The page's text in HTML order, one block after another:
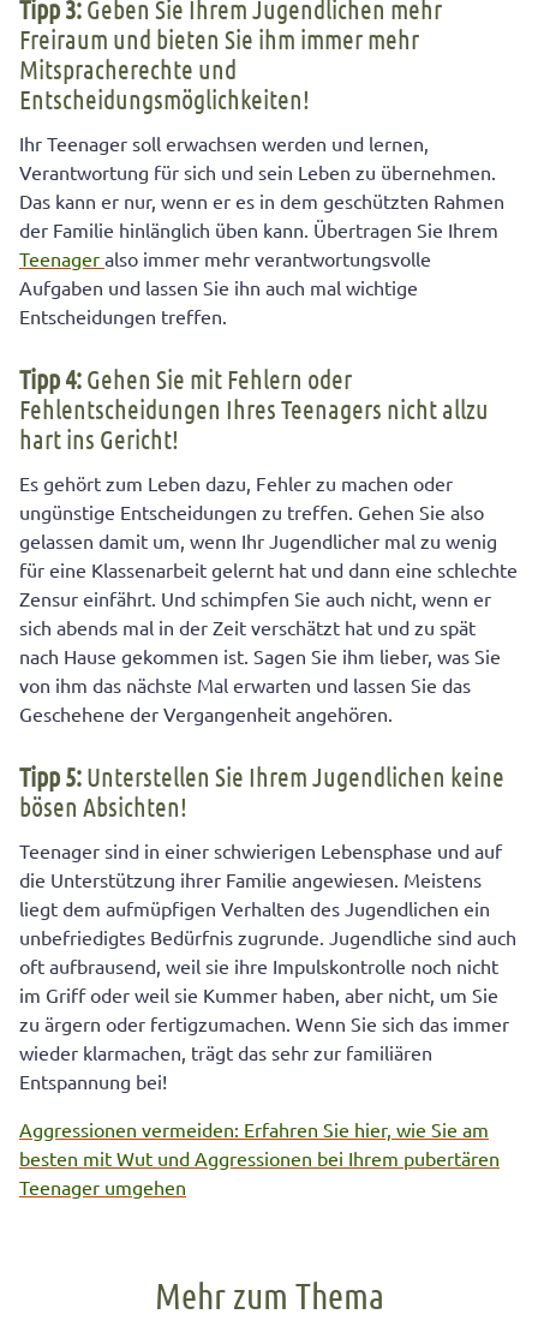
Tipp 3:Geben Sie Ihrem Jugendlichen mehr
Freiraum und bieten Sie ihm immer mehr
Mitspracherechte und
Entscheidungsmöglichkeiten!
Ihr Teenager soll erwachsen werden und lernen,
Verantwortung für sich und sein Leben zu übernehmen.
Das kann er nur, wenn er es in dem geschützten Rahmen
der Familie hinlänglich üben kann. Übertragen Sie Ihrem
Teenager also immer mehr verantwortungsvolle
Aufgaben und lassen Sie ihn auch mal wichtige
Entscheidungen treffen.
Tipp 4:Gehen Sie mit Fehlern oder
Fehlentscheidungen Ihres Teenagers nicht allzu
hart ins Gericht!
Es gehört zum Leben dazu, Fehler zu machen oder
ungünstige Entscheidungen zu treffen. Gehen Sie also
gelassen damit um, wenn Ihr Jugendlicher mal zu wenig
für eine Klassenarbeit gelernt hat und dann eine schlechte
Zensur einfährt. Und schimpfen Sie auch nicht, wenn er
sich abends mal in der Zeit verschätzt hat und zu spät
nach Hause gekommen ist. Sagen Sie ihm lieber, was Sie
von ihm das nächste Mal erwarten und lassen Sie das
Geschehene der Vergangenheit angehören.
Tipp 5:Unterstellen Sie Ihrem Jugendlichen keine
bösen Absichten!
Teenager sind in einer schwierigen Lebensphase und auf
die Unterstützung ihrer Familie angewiesen. Meistens
liegt dem aufmüpfigen Verhalten des Jugendlichen ein
unbefriedigtes Bedürfnis zugrunde. Jugendliche sind auch
oft aufbrausend, weil sie ihre Impulskontrolle noch nicht
im Griff oder weil sie Kummer haben, aber nicht, um Sie
zu ärgern oder fertigzumachen. Wenn Sie sich das immer
wieder klarmachen, trägt das sehr zur familiären
Entspannung bei!
Aggressionen vermeiden: Erfahren Sie hier, wie Sie am
besten mit Wut und Aggressionen bei Ihrem pubertären
Teenager umgehen
Mehr zum Thema